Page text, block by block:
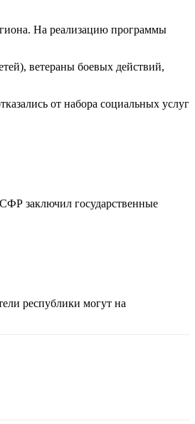
На реализацию программы
ветераны боевых действий,
от набора социальных услуг
заключил государственные
республики могут на